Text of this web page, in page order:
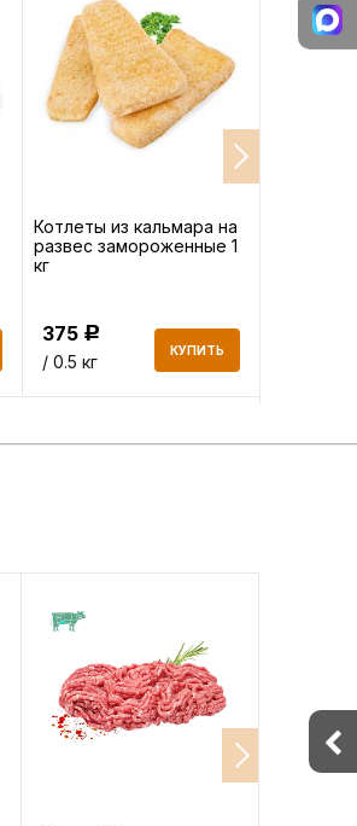
Котлеты из кальмара на
развес замороженные 1
кг
375 Р
/ 0.5 кг
КУПИТЬ